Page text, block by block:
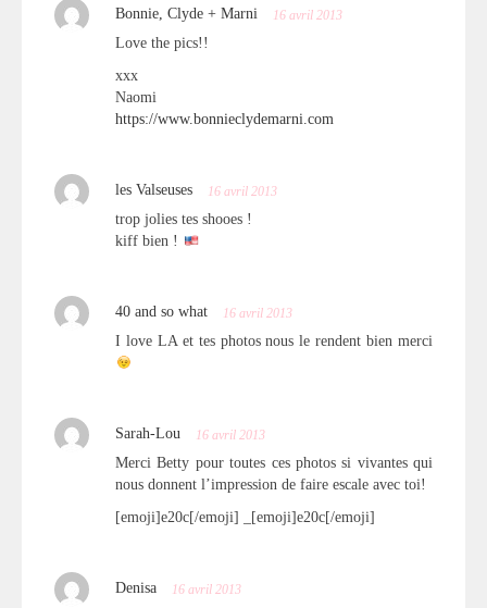
Bonnie, Clyde + Marni 16 avril 2013
Love the pics!!
xxx
Naomi
https://www.bonnieclydemarni.com
les Valseuses 16 avril 2013
trop jolies tes shooes !
kiff bien !
40 and so what 16 avril 2013
I love LA et tes photos nous le rendent bien merci
Sarah-Lou 16 avril 2013
Merci Betty pour toutes ces photos si vivantes qui
nous donnent l’impression de faire escale avec toi!
[emoji]e20c[/emoji] _[emoji]e20c[/emoji]
Denisa 16 avril 2013